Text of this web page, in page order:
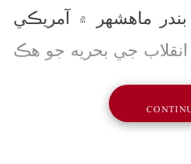
ماهشهر ۾ آمريڪي
انقلاب جي بحريه جو هڪ